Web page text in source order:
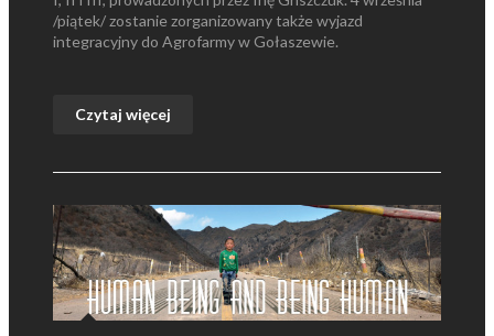
/piątek/ zostanie zorganizowany także wyjazd
integracyjny do Agrofarmy w Gołaszewie.
Czytaj więcej